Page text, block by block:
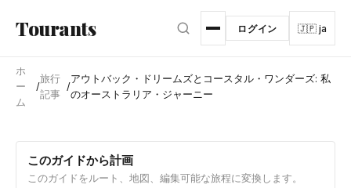
Tourants ログイン 🇯🇵 ja
ホ
ー
ム
/
旅行
記事
/
アウトバック・ドリームズとコースタル・ワンダーズ: 私
のオーストラリア・ジャーニー
このガイドから計画
このガイドをルート、地図、編集可能な旅程に変換します。